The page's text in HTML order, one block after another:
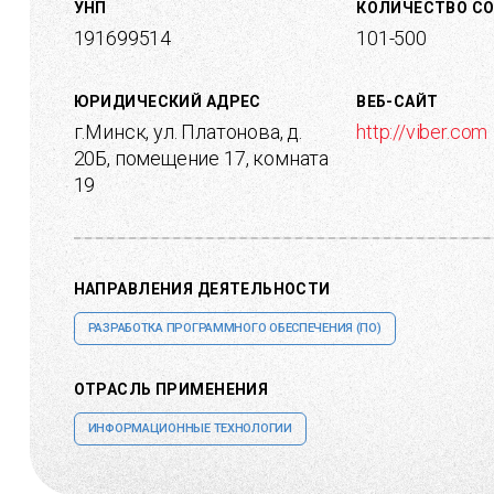
УНП
191699514
КОЛИЧЕСТВО
101-500
ЮРИДИЧЕСКИЙ АДРЕС
г.Минск, ул. Платонова, д.
20Б, помещение 17, комната
19
ВЕБ-САЙТ
http://viber.com
НАПРАВЛЕНИЯ ДЕЯТЕЛЬНОСТИ
РАЗРАБОТКА ПРОГРАММНОГО ОБЕСПЕЧЕНИЯ (ПО)
ОТРАСЛЬ ПРИМЕНЕНИЯ
ИНФОРМАЦИОННЫЕ ТЕХНОЛОГИИ